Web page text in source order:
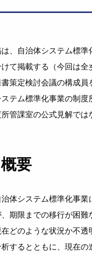
、自治体システム標準
て掲載する（今回は
策定検討会議の構成
テム標準化事業の制
管課室の公式見解では
要
システム標準化事業
期限までの移行が困
どのような状況か不
するとともに、現在